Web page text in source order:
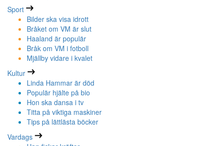
Sport
Bilder ska visa idrott
Bråket om VM är slut
Haaland är populär
Bråk om VM i fotboll
Mjällby vidare i kvalet
Kultur
Linda Hammar är död
Populär hjälte på bio
Hon ska dansa i tv
Titta på viktiga maskiner
Tips på lättlästa böcker
Vardags